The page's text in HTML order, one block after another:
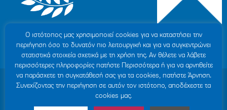
© 2007-2026 HYGEIA S.M.S.A.
ΓΕΜΗ: 000279901000
Personal Data Protection Policy
Terms of Use
Sitemap | Made by minoanDesign
Ο ιστότοπoς μας χρησιμοποιεί cookies για να καταστήσει την
περιήγηση όσο το δυνατόν πιο λειτουργική και για να συγκεντρώνει
στατιστικά στοιχεία σχετικά με τη χρήση της. Αν θέλετε να λάβετε
περισσότερες πληροφορίες πατήστε Περισσότερα ή για να αρνηθείτε
να παράσχετε τη συγκατάθεσή σας για τα cookies, πατήστε Άρνηση.
Συνεχίζοντας την περιήγηση σε αυτόν τον ιστότοπο, αποδέχεστε τα
cookies μας.